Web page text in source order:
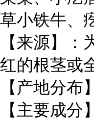
草小铁牛、
【来源】：
红的根茎或
【产地分布
【主要成分